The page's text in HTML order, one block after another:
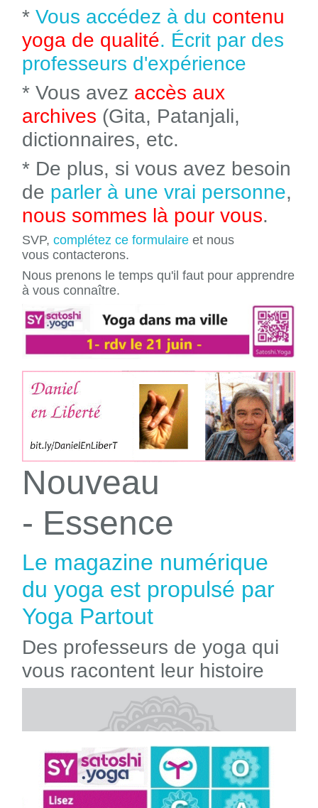
* Vous accédez à du contenu
yoga de qualité. Écrit par des
professeurs d'expérience
* Vous avez accès aux
archives (Gita, Patanjali,
dictionnaires, etc.
* De plus, si vous avez besoin
de parler à une vrai personne,
nous sommes là pour vous.
SVP, complétez ce formulaire et nous
vous contacterons.
Nous prenons le temps qu'il faut pour apprendre
à vous connaître.
Nouveau
- Essence
Le magazine numérique
du yoga est propulsé par
Yoga Partout
Des professeurs de yoga qui
vous racontent leur histoire